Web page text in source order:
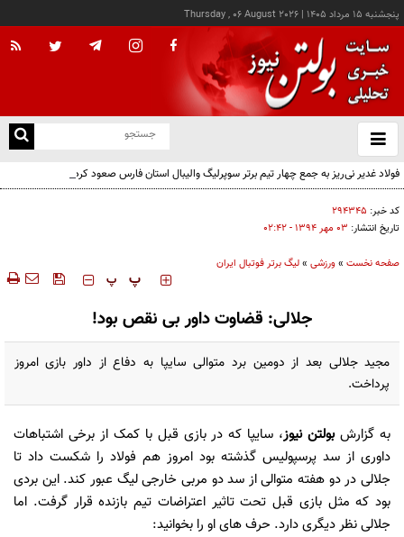
پنجشنبه ۱۵ مرداد ۱۴۰۵ |
Thursday , 06 August 2026
باز
و
فولاد غدیر نی‌ریز به جمع چهار تیم برتر سوپرلیگ والیبال استان فارس صعود کرد
کد خبر: ۲۹۴۳۴۵
تاریخ انتشار: ۰۳ مهر ۱۳۹۴ - ۰۲:۴۲
صفحه نخست »ورزشی »لیگ برتر فوتبال ایران
‍‍‍ پ پ
جلالی: قضاوت داور بی نقص بود!
مجید جلالی بعد از دومین برد متوالی سایپا به دفاع از داور بازی امروز
پرداخت.
به گزارشبولتن نیوز، سایپا که در بازی قبل با کمک از برخی اشتباهات
داوری از سد پرسپولیس گذشته بود امروز هم فولاد را شکست داد تا
جلالی در دو هفته متوالی از سد دو مربی خارجی لیگ عبور کند. این بردی
بود که مثل بازی قبل تحت تاثیر اعتراضات تیم بازنده قرار گرفت. اما
جلالی نظر دیگری دارد. حرف های او را بخوانید: